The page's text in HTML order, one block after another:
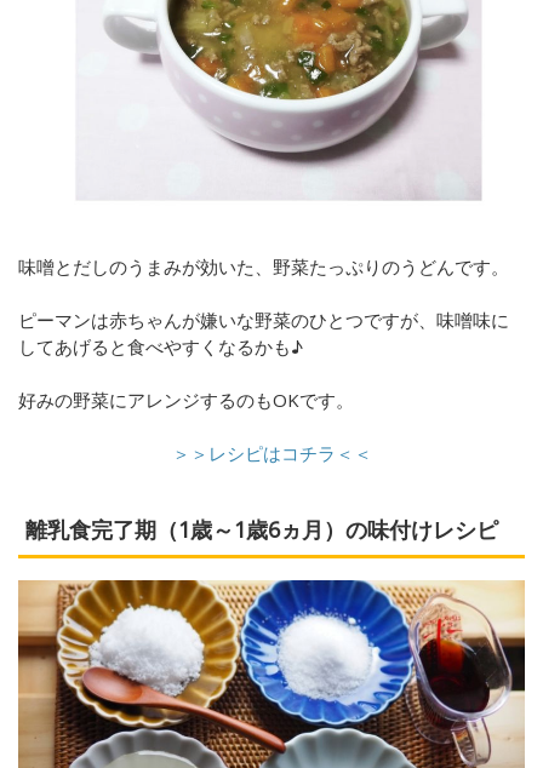
味噌とだしのうまみが効いた、野菜たっぷりのうどんです。
ピーマンは赤ちゃんが嫌いな野菜のひとつですが、味噌味に
してあげると食べやすくなるかも♪
好みの野菜にアレンジするのもOKです。
＞＞レシピはコチラ＜＜
離乳食完了期（1歳～1歳6ヵ月）の味付けレシピ